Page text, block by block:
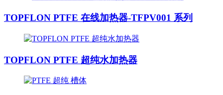
TOPFLON PTFE 在线加热器-TFPV001 系列
TOPFLON PTFE 超纯水加热器